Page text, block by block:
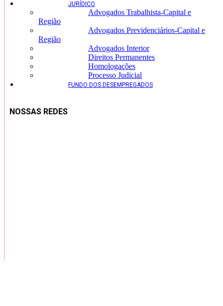
JURÍDICO
Advogados Trabalhista-Capital e
Região
Advogados Previdenciários-Capital e
Região
Advogados Interior
Direitos Permanentes
Homologações
Processo Judicial
FUNDO DOS DESEMPREGADOS
NOSSAS REDES